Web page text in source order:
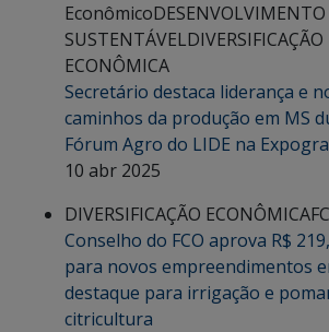
EconômicoDESENVOLVIMENTO
SUSTENTÁVELDIVERSIFICAÇÃO
ECONÔMICA
Secretário destaca liderança e
caminhos da produção em MS
Fórum Agro do LIDE na
10 abr 2025
DIVERSIFICAÇÃO ECONÔMICA
Conselho do FCO aprova R$
para novos empreendimentos
destaque para irrigação e
citricultura